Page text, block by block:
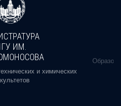
ИМ.
и химических